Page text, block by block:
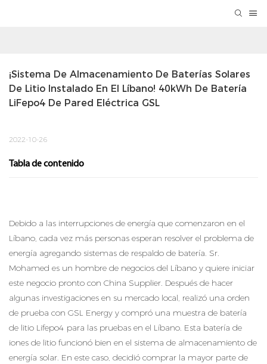
¡Sistema De Almacenamiento De Baterías Solares
De Litio Instalado En El Líbano! 40kWh De Batería
LiFepo4 De Pared Eléctrica GSL
2022-10-26
Tabla de contenido
Debido a las interrupciones de energía que comenzaron en el
Líbano, cada vez más personas esperan resolver el problema de
energía agregando sistemas de respaldo de batería. Sr.
Mohamed es un hombre de negocios del Líbano y quiere iniciar
este negocio pronto con China Supplier. Después de hacer
algunas investigaciones en su mercado local, realizó una orden
de prueba con GSL Energy y compró una muestra de batería
de litio Lifepo4 para las pruebas en el Líbano. Esta batería de
iones de litio funcionó bien en el sistema de almacenamiento de
energía solar. En este caso, decidió comprar la mayor parte de